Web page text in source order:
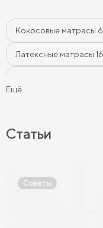
Кокосовые матрасы
Латексные матрасы
Ещё
Статьи
Советы